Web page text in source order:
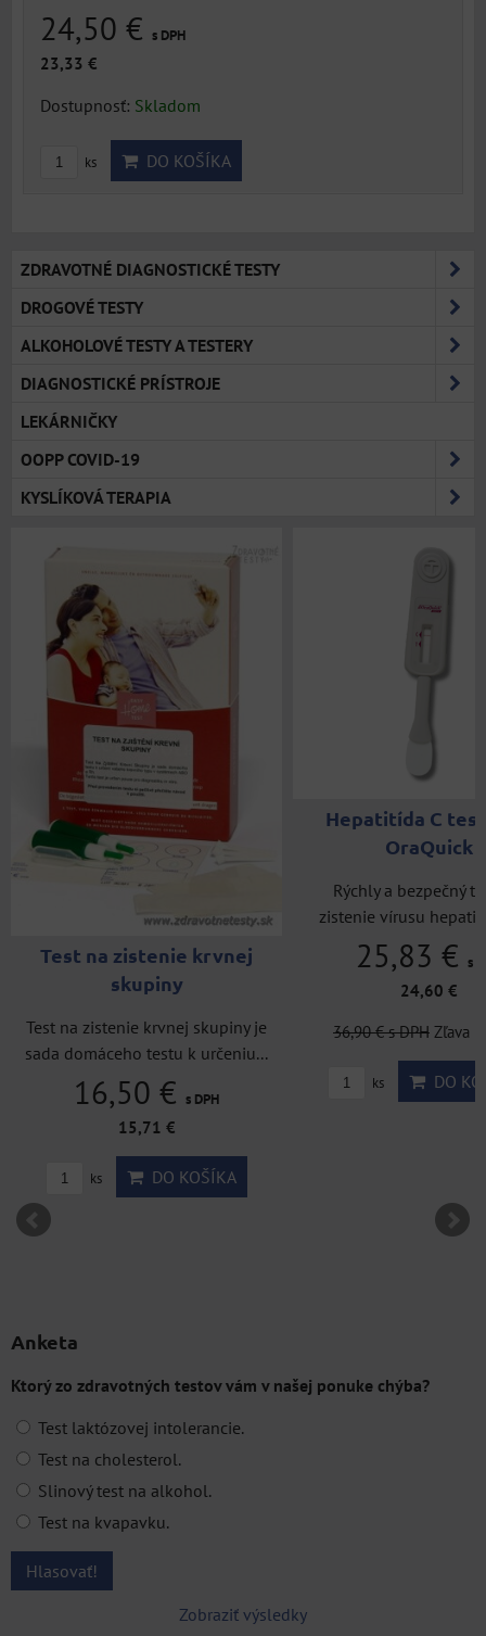
24,50 € s DPH
23,33 €
Dostupnosť: Skladom
ks DO KOŠÍKA
ZDRAVOTNÉ DIAGNOSTICKÉ TESTY
DROGOVÉ TESTY
ALKOHOLOVÉ TESTY A TESTERY
DIAGNOSTICKÉ PRÍSTROJE
LEKÁRNIČKY
OOPP COVID-19
KYSLÍKOVÁ TERAPIA
Test na zistenie krvnej
skupiny
Test na zistenie krvnej skupiny je
sada domáceho testu k určeniu...
16,50 € s DPH
15,71 €
ks DO KOŠÍKA
Hepatitída C
OraQuick
Rýchly a bezpečný
zistenie vírusu
25,83 € s
24,60 €
36,90 €s DPH Zľava
ks DO
Anketa
Ktorý zo zdravotných testov vám v našej ponuke chýba?
Test laktózovej intolerancie.
Test na cholesterol.
Slinový test na alkohol.
Test na kvapavku.
Hlasovať!
Zobraziť výsledky